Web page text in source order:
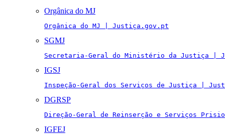
Orgânica do MJ
Orgânica do MJ | Justiça.gov.pt
SGMJ
Secretaria-Geral do Ministério da Justiça |
IGSJ
Inspeção-Geral dos Serviços de Justiça |
DGRSP
Direção-Geral de Reinserção e Serviços
IGFEJ